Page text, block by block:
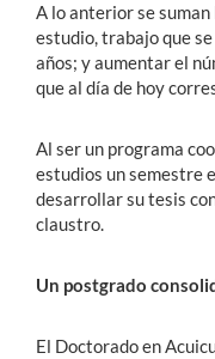
A lo anterior se
estudio, trabajo que
años; y aumentar el
que al día de hoy
Al ser un programa
estudios un semestre
desarrollar su tesis
claustro.
Un postgrado
El Doctorado en